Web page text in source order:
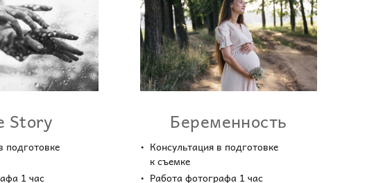
Story
подготовке
1 час
Беременность
Консультация в подготовке
к съемке
Работа фотографа 1 час